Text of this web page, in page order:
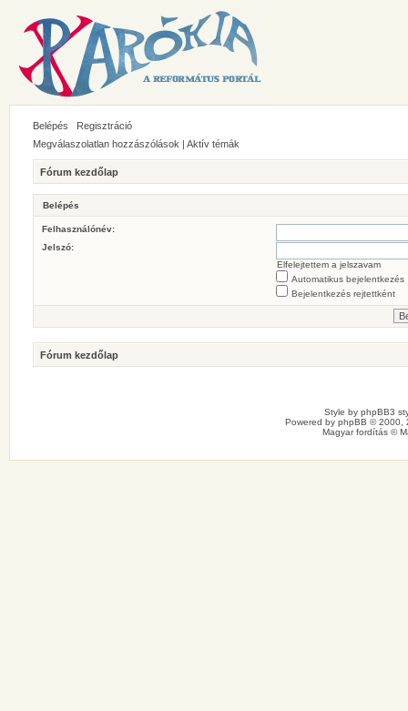
Belépés
Regisztráció
Megválaszolatlan hozzászólások | Aktív témák
Fórum kezdőlap
Belépés
Felhasználónév:
Jelszó:
Elfelejtettem a jelszavam
Automatikus bejelentkezés
Bejelentkezés rejtettként
Fórum kezdőlap
Style by phpBB3
Powered by phpBB © 2000,
Magyar fordítás ©